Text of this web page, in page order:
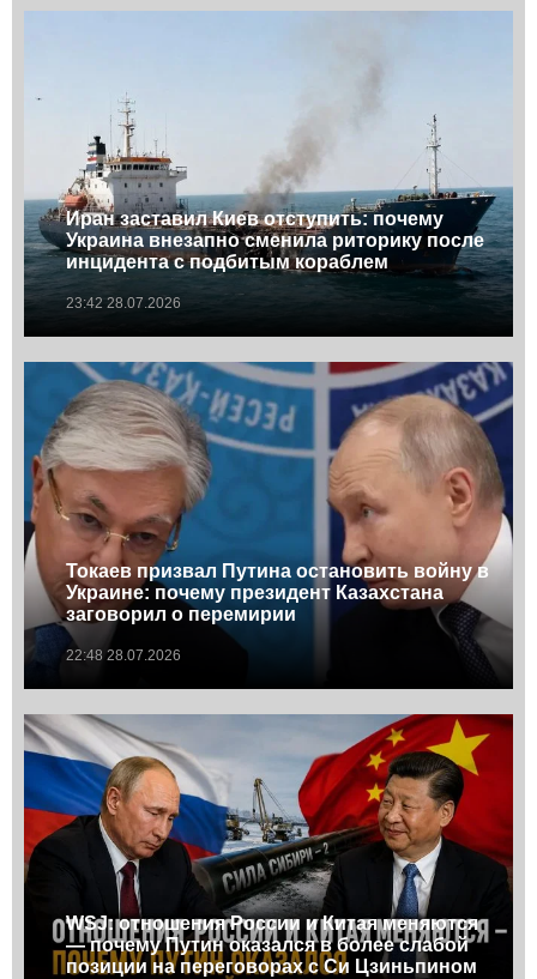
Иран заставил Киев отступить: почему
Украина внезапно сменила риторику после
инцидента с подбитым кораблем
23:42 28.07.2026
Токаев призвал Путина остановить войну в
Украине: почему президент Казахстана
заговорил о перемирии
22:48 28.07.2026
WSJ: отношения России и Китая меняются
— почему Путин оказался в более слабой
позиции на переговорах с Си Цзиньпином